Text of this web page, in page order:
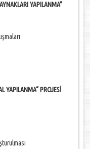
YAPILANMA”
YAPILANMA“ PROJESİ